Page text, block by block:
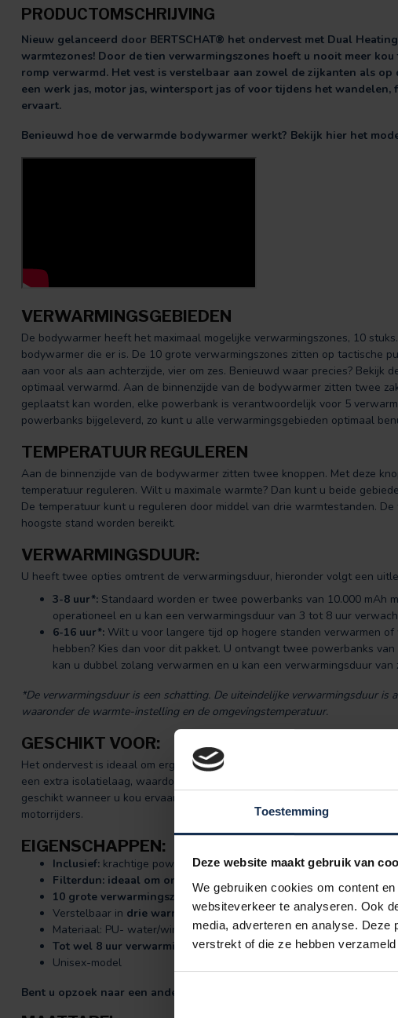
Toestemming
Deze website maakt gebruik van
We gebruiken cookies om content
websiteverkeer te analyseren. Ook
media, adverteren en analyse. Deze
verstrekt of die ze hebben
PRODUCTOMSCHRIJVING
Nieuw gelanceerd door BERTSCHAT® het ondervest met Dual
warmtezones! Door de tien verwarmingszones hoeft u nooit meer
romp verwarmd. Het vest is verstelbaar aan zowel de zijkanten als
een werk jas, motor jas, wintersport jas of voor tijdens het
ervaart.
Benieuwd hoe de verwarmde bodywarmer werkt? Bekijk hier het
VERWARMINGSGEBIEDEN
De bodywarmer heeft het maximaal mogelijke verwarmingszones, 10
bodywarmer die er is. De 10 grote verwarmingszones zitten op tactische
aan voor als aan achterzijde, vier om zes. Benieuwd waar precies? Bekijk
optimaal verwarmd. Aan de binnenzijde van de bodywarmer zitten twee
geplaatst kan worden, elke powerbank is verantwoordelijk voor 5
powerbanks bijgeleverd, zo kunt u alle verwarmingsgebieden optimaal
TEMPERATUUR REGULEREN
Aan de binnenzijde van de bodywarmer zitten twee knoppen. Met deze
temperatuur reguleren. Wilt u maximale warmte? Dan kunt u beide
De temperatuur kunt u reguleren door middel van drie warmtestanden.
hoogste stand worden bereikt.
VERWARMINGSDUUR:
U heeft twee opties omtrent de verwarmingsduur, hieronder volgt een
3-8 uur*: Standaard worden er twee powerbanks van 10.000 mAh
operationeel en u kan een verwarmingsduur van 3 tot 8 uur
6-16 uur*: Wilt u voor langere tijd op hogere standen verwarmen
hebben? Kies dan voor dit pakket. U ontvangt twee powerbanks
kan u dubbel zolang verwarmen en u kan een verwarmingsduur van
*De verwarmingsduur is een schatting. De uiteindelijke verwarmingsduur is
waaronder de warmte-instelling en de omgevingstemperatuur.
GESCHIKT VOOR:
Het ondervest is ideaal om ergens onder te dragen, bijvoorbeeld onder uw
een extra isolatielaag, waardoor het warmte effect wordt versterkt. Het
geschikt wanneer u kou ervaart zoals bijvoorbeeld: jagers, sporters,
motorrijders.
EIGENSCHAPPEN:
Inclusief: krachtige powerbank (2 x 10.000 of 20.000 mAh) + USB-
Filterdun: ideaal om onder uw bestaande trui of (werk)jas te
10 grote verwarmingszones(onbreekbaar Carbon Fiber)
Verstelbaar in drie warmtestanden
Materiaal: PU- water/wind dichte laag + 100% polyester extra
Tot wel 8 uur verwarming op één enkele acculading.
Unisex-model
Bent u opzoek naar een ander model?